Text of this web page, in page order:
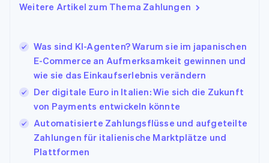
Weitere Artikel zum Thema Zahlungen
Was sind KI-Agenten? Warum sie im japanischen
E-Commerce an Aufmerksamkeit gewinnen und
wie sie das Einkaufserlebnis verändern
Der digitale Euro in Italien: Wie sich die Zukunft
von Payments entwickeln könnte
Automatisierte Zahlungsflüsse und aufgeteilte
Zahlungen für italienische Marktplätze und
Plattformen
English
Japan
日本語
EnglishFrançais
Kroatien
EnglishItaliano
English
Liechtenstein
DeutschEnglish